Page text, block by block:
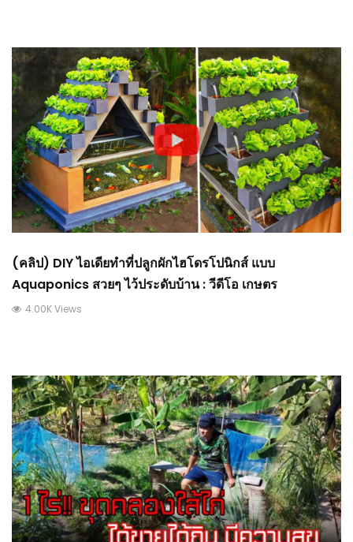
(คลิป) DIY ไอเดียทำที่ปลูกผักไฮโดรโปนิกส์ แบบ
Aquaponics สวยๆ ไว้ประดับบ้าน : วีดีโอ เกษตร
4.00K Views